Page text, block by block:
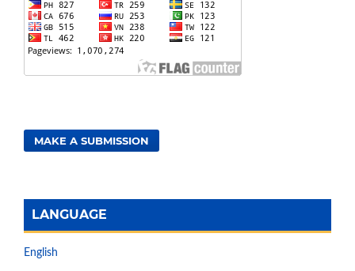
MAKE A SUBMISSION
LANGUAGE
English